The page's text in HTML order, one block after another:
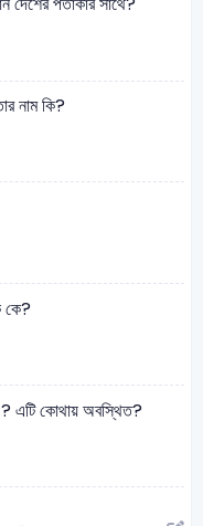
নাম কি?
কে?
? এটি কোথায় অবস্থিত?